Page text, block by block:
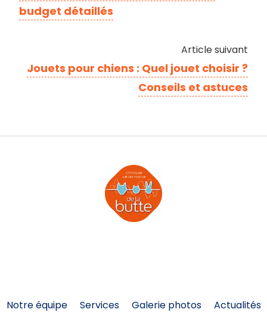
budget détaillés
Article suivant
Jouets pour chiens : Quel jouet choisir ?
Conseils et astuces
Notre équipe Services Galerie photos Actualités